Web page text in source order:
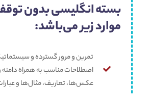
موارد زیر می‌باشد:
تمرين و مرور گسترده و
اصطلاحات مناسب به همراه دامنه
عکس‌ها، تعاريف، مثال‌ها و